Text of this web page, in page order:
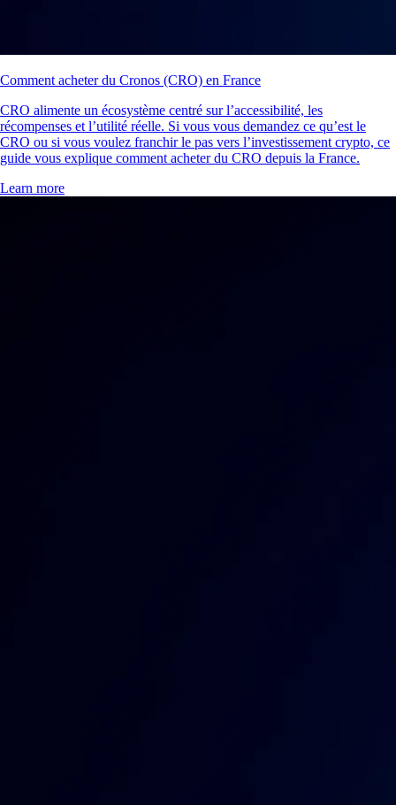
Comment acheter du Cronos (CRO) en France
CRO alimente un écosystème centré sur l’accessibilité, les
récompenses et l’utilité réelle. Si vous vous demandez ce qu’est le
CRO ou si vous voulez franchir le pas vers l’investissement crypto, ce
guide vous explique comment acheter du CRO depuis la France.
Learn more